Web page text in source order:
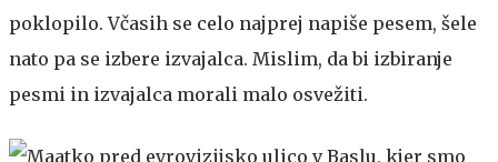
poklopilo. Včasih se celo najprej napiše pesem, šele
nato pa se izbere izvajalca. Mislim, da bi izbiranje
pesmi in izvajalca morali malo osvežiti.